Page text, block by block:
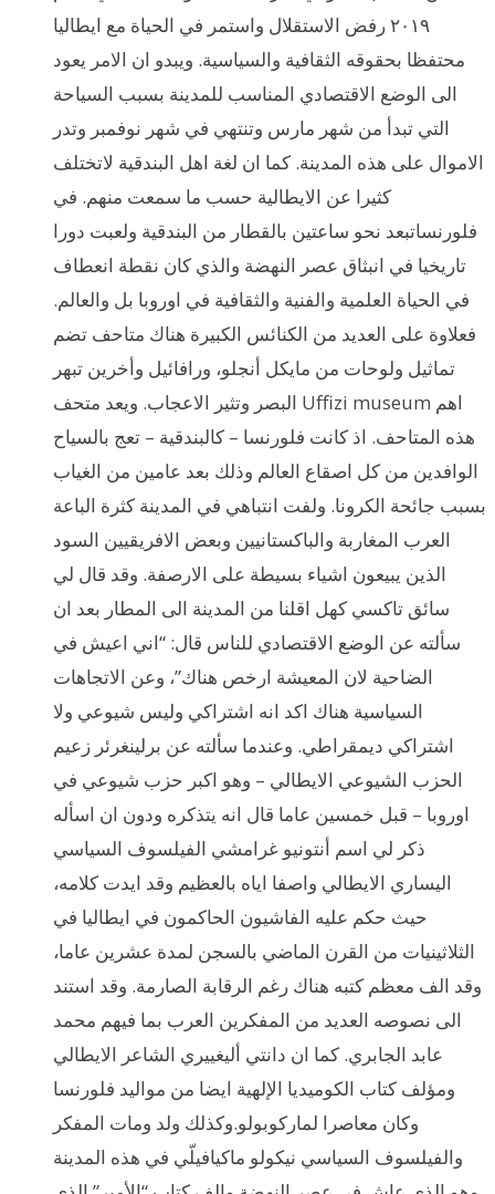
٢٠١٩ رفض الاستقلال واستمر في الحياة مع ايطاليا
محتفظا بحقوقه الثقافية والسياسية. ويبدو ان الامر يعود
الى الوضع الاقتصادي المناسب للمدينة بسبب السياحة
التي تبدأ من شهر مارس وتنتهي في شهر نوفمبر وتدر
الاموال على هذه المدينة. كما ان لغة اهل البندقية لاتختلف
كثيرا عن الايطالية حسب ما سمعت منهم. في
فلورنساتبعد نحو ساعتين بالقطار من البندقية ولعبت دورا
تاريخيا في انبثاق عصر النهضة والذي كان نقطة انعطاف
في الحياة العلمية والفنية والثقافية في اوروبا بل والعالم.
فعلاوة على العديد من الكنائس الكبيرة هناك متاحف تضم
تماثيل ولوحات من مايكل أنجلو، ورافائيل وأخرين تبهر
البصر وتثير الاعجاب. ويعد متحف Uffizi museum اهم
هذه المتاحف. اذ كانت فلورنسا – كالبندقية – تعج بالسياح
الوافدين من كل اصقاع العالم وذلك بعد عامين من الغياب
بسبب جائحة الكرونا. ولفت انتباهي في المدينة كثرة الباعة
العرب المغاربة والباكستانيين وبعض الافريقيين السود
الذين يبيعون اشياء بسيطة على الارصفة. وقد قال لي
سائق تاكسي كهل اقلنا من المدينة الى المطار بعد ان
سألته عن الوضع الاقتصادي للناس قال: “اني اعيش في
الضاحية لان المعيشة ارخص هناك”، وعن الاتجاهات
السياسية هناك اكد انه اشتراكي وليس شيوعي ولا
اشتراكي ديمقراطي. وعندما سألته عن برلينغرئر زعيم
الحزب الشيوعي الايطالي – وهو اكبر حزب شيوعي في
اوروبا – قبل خمسين عاما قال انه يتذكره ودون ان اسأله
ذكر لي اسم أنتونيو غرامشي الفيلسوف السياسي
اليساري الايطالي واصفا اياه بالعظيم وقد ايدت كلامه،
حيث حكم عليه الفاشيون الحاكمون في ايطاليا في
الثلاثينيات من القرن الماضي بالسجن لمدة عشرين عاما،
وقد الف معظم كتبه هناك رغم الرقابة الصارمة. وقد استند
الى نصوصه العديد من المفكرين العرب بما فيهم محمد
عابد الجابري. كما ان دانتي أليغييري الشاعر الايطالي
ومؤلف كتاب الكوميديا الإلهية ايضا من مواليد فلورنسا
وكان معاصرا لماركوبولو.وكذلك ولد ومات المفكر
والفيلسوف السياسي نيكولو ماكيافيلّي في هذه المدينة